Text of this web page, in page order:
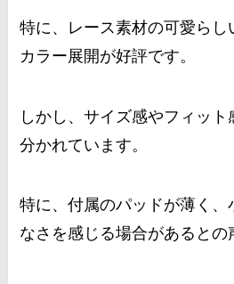
特に、レース素材の可愛らし
カラー展開が好評です。
しかし、サイズ感やフィッ
分かれています。
特に、付属のパッドが薄く、
なさを感じる場合があるとの